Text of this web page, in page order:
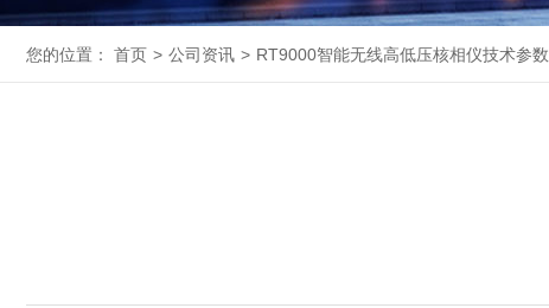
您的位置： 首页 > 公司资讯 > RT9000智能无线高低压核相仪技术参数